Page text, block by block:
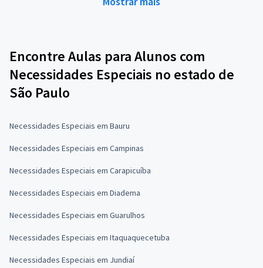
Encontre Aulas para Alunos com
Necessidades Especiais no estado de
São Paulo
Necessidades Especiais em Bauru
Necessidades Especiais em Campinas
Necessidades Especiais em Carapicuíba
Necessidades Especiais em Diadema
Necessidades Especiais em Guarulhos
Necessidades Especiais em Itaquaquecetuba
Necessidades Especiais em Jundiaí